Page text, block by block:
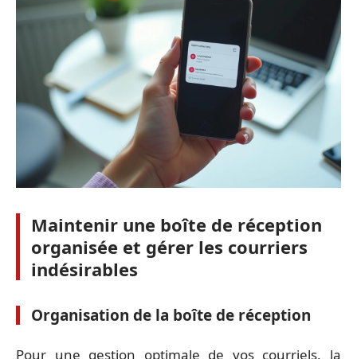
Maintenir une boîte de réception
organisée et gérer les courriers
indésirables
Organisation de la boîte de réception
Pour une gestion optimale de vos courriels, la